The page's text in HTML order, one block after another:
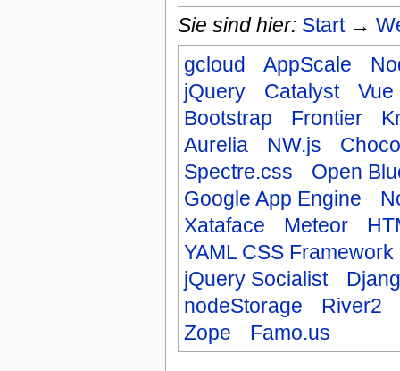
Sie sind hier: Start→
gcloud
AppScale
jQuery
Catalyst
Vue
Bootstrap
Frontier
Aurelia
NW.js
Spectre.css
Open
Google App Engine
Xataface
Meteor
YAML CSS Framework
jQuery Socialist
nodeStorage
River2
Zope
Famo.us